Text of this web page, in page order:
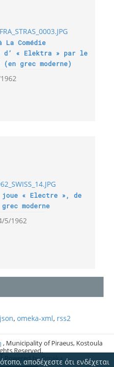
αποδέχεστε ότι ενδέχεται
La Comédie
d’ « Elektra » par le
grec moderne)
joue « Electre », de
moderne
5/1962
json, omeka-xml, rss2
, Municipality of Piraeus, Kostoula
Reserved.
| Powered by Omeka